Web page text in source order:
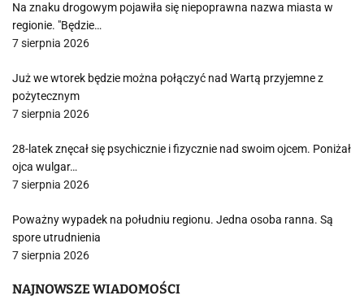
Na znaku drogowym pojawiła się niepoprawna nazwa miasta w
regionie. "Będzie…
7 sierpnia 2026
Już we wtorek będzie można połączyć nad Wartą przyjemne z
pożytecznym
7 sierpnia 2026
28-latek znęcał się psychicznie i fizycznie nad swoim ojcem. Poniżał
ojca wulgar…
7 sierpnia 2026
Poważny wypadek na południu regionu. Jedna osoba ranna. Są
spore utrudnienia
7 sierpnia 2026
NAJNOWSZE WIADOMOŚCI